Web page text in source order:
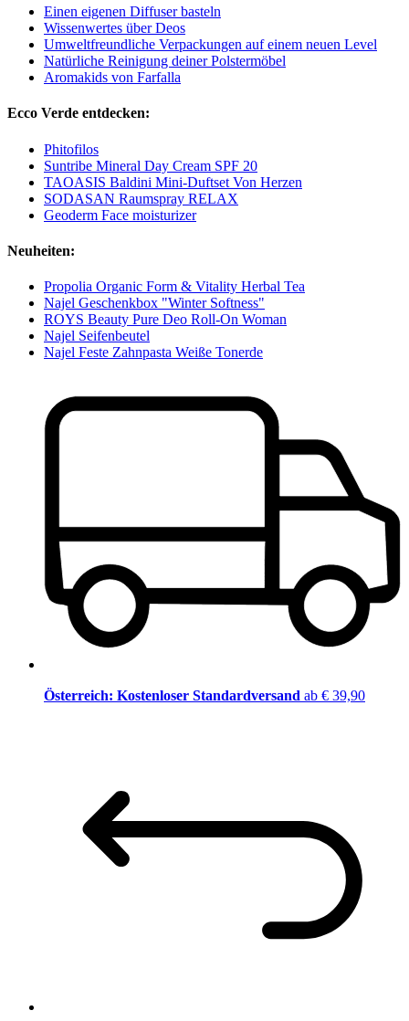
Einen eigenen Diffuser basteln
Wissenwertes über Deos
Umweltfreundliche Verpackungen auf einem neuen Level
Natürliche Reinigung deiner Polstermöbel
Aromakids von Farfalla
Ecco Verde entdecken:
Phitofilos
Suntribe Mineral Day Cream SPF 20
TAOASIS Baldini Mini-Duftset Von Herzen
SODASAN Raumspray RELAX
Geoderm Face moisturizer
Neuheiten:
Propolia Organic Form & Vitality Herbal Tea
Najel Geschenkbox "Winter Softness"
ROYS Beauty Pure Deo Roll-On Woman
Najel Seifenbeutel
Najel Feste Zahnpasta Weiße Tonerde
Österreich: Kostenloser Standardversand ab € 39,90